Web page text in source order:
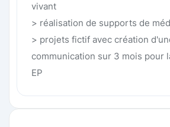
vivant
> réalisation de supports de
> projets fictif avec création
communication sur 3 mois pour
EP